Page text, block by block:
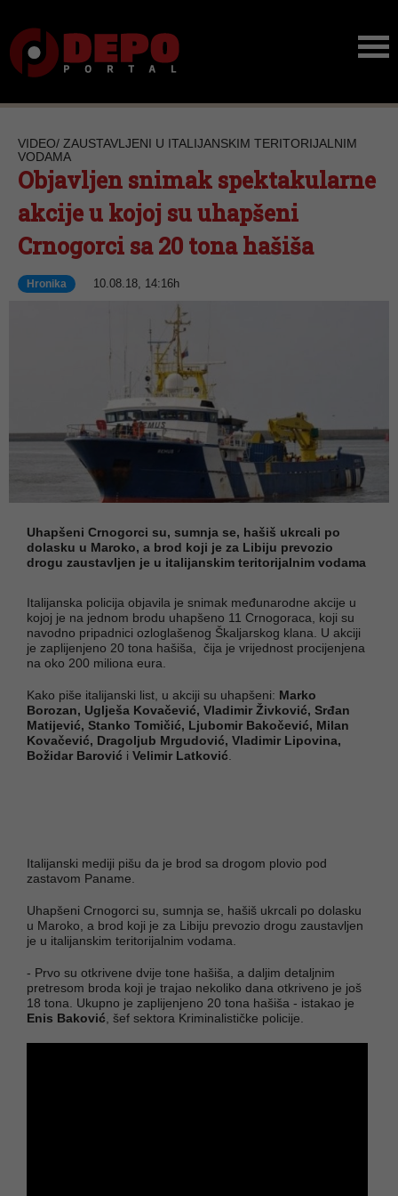
VIDEO/ ZAUSTAVLJENI U ITALIJANSKIM TERITORIJALNIM
VODAMA
Objavljen snimak spektakularne
akcije u kojoj su uhapšeni
Crnogorci sa 20 tona hašiša
Hronika 10.08.18, 14:16h
Uhapšeni Crnogorci su, sumnja se, hašiš ukrcali po
dolasku u Maroko, a brod koji je za Libiju prevozio
drogu zaustavljen je u italijanskim teritorijalnim vodama
Italijanska policija objavila je snimak međunarodne akcije u
kojoj je na jednom brodu uhapšeno 11 Crnogoraca, koji su
navodno pripadnici ozloglašenog Škaljarskog klana. U akciji
je zaplijenjeno 20 tona hašiša, čija je vrijednost procijenjena
na oko 200 miliona eura.
Kako piše italijanski list, u akciji su uhapšeni: Marko
Borozan, Uglješa Kovačević, Vladimir Živković, Srđan
Matijević, Stanko Tomičić, Ljubomir Bakočević, Milan
Kovačević, Dragoljub Mrgudović, Vladimir Lipovina,
Božidar Barović i Velimir Latković
Italijanski mediji pišu da je brod sa drogom plovio pod
zastavom Paname.
Uhapšeni Crnogorci su, sumnja se, hašiš ukrcali po dolasku
u Maroko, a brod koji je za Libiju prevozio drogu zaustavljen
je u italijanskim teritorijalnim vodama.
- Prvo su otkrivene dvije tone hašiša, a daljim detaljnim
pretresom broda koji je trajao nekoliko dana otkriveno je još
18 tona. Ukupno je zaplijenjeno 20 tona hašiša - istakao je
Enis Baković , šef sektora Kriminalističke policije.